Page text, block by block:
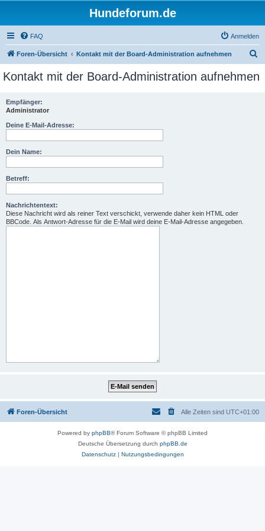
Hundeforum.de
FAQ Anmelden
Foren-Übersicht Kontakt mit der Board-Administration aufnehmen
c
Kontakt mit der Board-Administration aufnehmen
Empfänger:
Administrator
Deine E-Mail-Adresse:
Dein Name:
Betreff:
Nachrichtentext:
Diese Nachricht wird als reiner Text verschickt, verwende daher kein HTML oder
BBCode. Als Antwort-Adresse für die E-Mail wird deine E-Mail-Adresse angegeben.
Foren-Übersicht Alle Zeiten sind UTC+01:00
Powered by phpBB® Forum Software © phpBB Limited
Deutsche Übersetzung durch phpBB.de
Datenschutz| Nutzungsbedingungen